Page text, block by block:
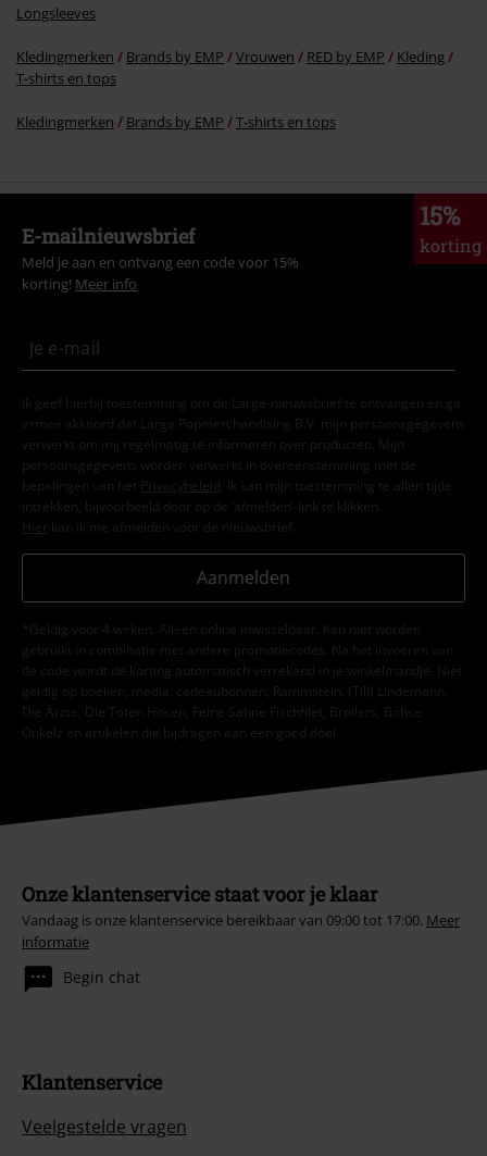
Longsleeves
Kledingmerken Brands by EMP Vrouwen RED by EMP
Kleding
T-shirts en tops
Kledingmerken Brands by EMP T-shirts en tops
15%
korting
E-mailnieuwsbrief
Meld je aan en ontvang een code voor 15%
korting! Meer info
Ik geef hierbij toestemming om de Large-nieuwsbrief te ontvangen en ga
ermee akkoord dat Large Popmerchandising B.V. mijn persoonsgegevens
verwerkt om mij regelmatig te informeren over producten. Mijn
persoonsgegevens worden verwerkt in overeenstemming met de
bepalingen van het
Privacybeleid . Ik kan mijn toestemming te allen tijde
intrekken, bijvoorbeeld door op de ‘afmelden’-link te klikken.
Hier kan ik me afmelden voor de nieuwsbrief.
Aanmelden
*Geldig voor 4 weken. Alleen online inwisselbaar. Kan niet worden
gebruikt in combinatie met andere promotiecodes. Na het invoeren van
de code wordt de korting automatisch verrekend in je winkelmandje. Niet
geldig op boeken, media, cadeaubonnen, Rammstein, (Till) Lindemann,
Die Ärzte, Die Toten Hosen, Feine Sahne Fischfilet, Broilers, Böhse
Onkelz en artikelen die bijdragen aan een goed doel.
Onze klantenservice staat voor je klaar
Vandaag is onze klantenservice bereikbaar van 09:00 tot 17:00. Meer
informatie
Begin chat
Klantenservice
Veelgestelde vragen